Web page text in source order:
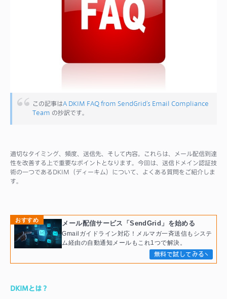
この記事はA DKIM FAQ from SendGrid’s Email Compliance
Team の抄訳です。
適切なタイミング、頻度、送信先、そして内容。これらは、メール配信到達
性を改善する上で重要なポイントとなります。今回は、送信ドメイン認証技
術の一つであるDKIM（ディーキム）について、よくある質問をご紹介しま
す。
おすすめ
メール配信サービス「SendGrid」を始める
Gmailガイドライン対応！メルマガ一斉送信もシステ
ム経由の自動通知メールもこれ1つで解決。
無料で試してみる
DKIMとは？